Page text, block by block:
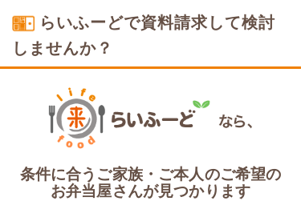
らいふーどで資料請求して検討
しませんか？
条件に合うご家族・ご本人のご希望の
お弁当屋さんが見つかります